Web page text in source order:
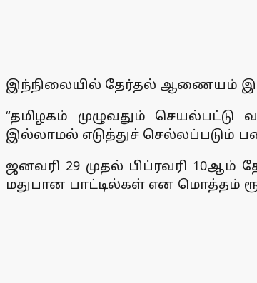
இந்நிலையில் தேர்தல் ஆணையம்
“தமிழகம் முழுவதும்
இல்லாமல் எடுத்துச் செல்லப்படும்
ஜனவரி 29 முதல் பிப்ரவரி 10ஆம்
மதுபான பாட்டில்கள் என மொத்தம்